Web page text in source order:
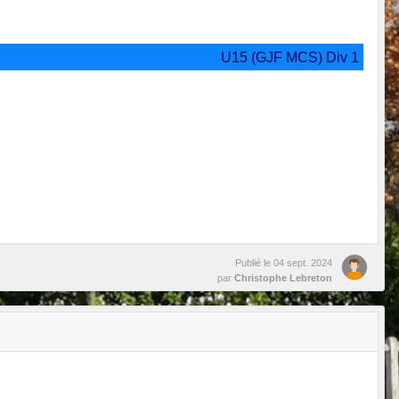
U15 (GJF MCS) Div 1
Publié le 04 sept. 2024
par Christophe Lebreton